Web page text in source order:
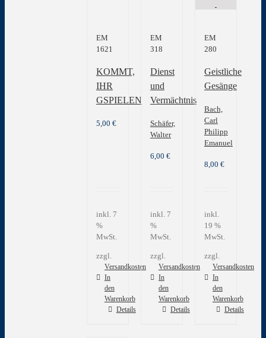
EM
1621
KOMMT,
IHR
GSPIELEN
5,00 €
inkl. 7
%
MwSt.
zzgl.
Versandkosten
In
den
Warenkorb
Details
EM
318
Dienst
und
Vermächtnis
Schäfer,
Walter
6,00 €
inkl. 7
%
MwSt.
zzgl.
Versandkosten
In
den
Warenkorb
Details
EM
280
Geistliche
Gesänge
Bach,
Carl
Philipp
Emanuel
8,00 €
inkl.
19 %
MwSt.
zzgl.
Versandkosten
In
den
Warenkorb
Details